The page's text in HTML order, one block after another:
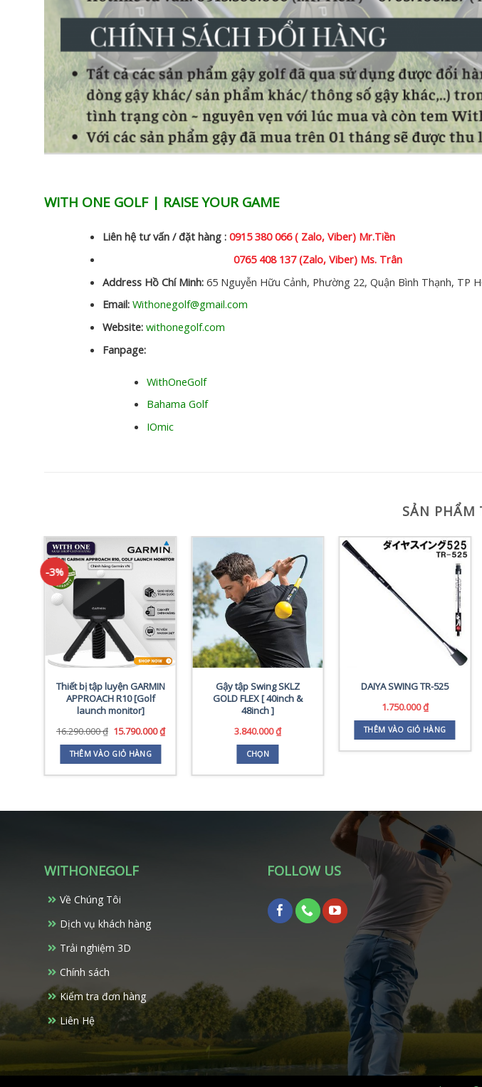
WITH ONE GOLF | RAISE YOUR GAME
Liên hệ tư vấn / đặt hàng : 0915 380 066 ( Zalo, Viber) Mr.Tiền
0765 408 137 (Zalo, Viber) Ms. Trân
Address Hồ Chí Minh:65 Nguyễn Hữu Cảnh, Phường 22, Quận Bình Thạnh, TP
Email: Withonegolf@gmail.com
Website: withonegolf.com
Fanpage:
WithOneGolf
Bahama Golf
IOmic
SẢN PHẨM
-3%
Thiết bị tập luyện GARMIN
APPROACH R10 [Golf
launch monitor]
16.290.000₫ Giá
là:
16.290.000 ₫.
15.790.000₫Giá
15.790.000 ₫.
THÊM VÀO GIỎ HÀNG
Gậy tập Swing SKLZ
GOLD FLEX [ 40inch &
48inch ]
3.840.000₫
CHỌN
có
Các
chọn
trang
sản
phẩm
DAIYA SWING TR-525
1.750.000₫
THÊM VÀO GIỎ HÀNG
WITHONEGOLF
Về Chúng Tôi
Dịch vụ khách hàng
Trải nghiệm 3D
Chính sách
Kiểm tra đơn hàng
Liên Hệ
FOLLOW US